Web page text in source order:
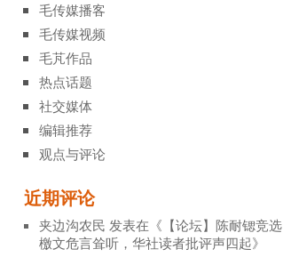
毛传媒播客
毛传媒视频
毛芃作品
热点话题
社交媒体
编辑推荐
观点与评论
近期评论
夹边沟农民 发表在《 【论坛】陈耐锶竞选
檄文危言耸听，华社读者批评声四起》